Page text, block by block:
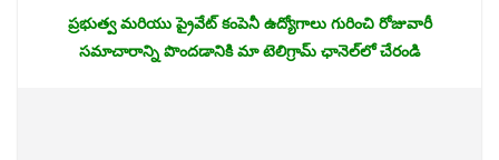
ప్రభుత్వ మరియు ప్రైవేట్ కంపెనీ ఉద్యోగాలు గురించి రోజువారీ
సమాచారాన్ని పొందడానికి మా టెలిగ్రామ్ ఛానెల్‌లో చేరండి